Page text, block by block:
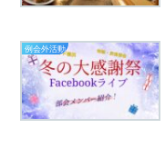
例会外活動